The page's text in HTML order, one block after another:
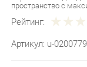
Рейтинг:
Артикул: u-0200779